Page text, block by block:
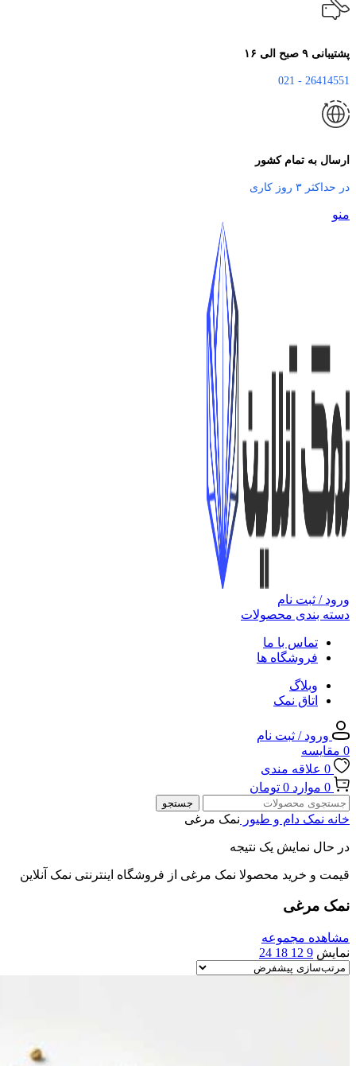
پشتیبانی ۹ صبح الی ۱۶
26414551 - 021
ارسال به تمام کشور
در حداکثر ۳ روز کاری
منو
ورود / ثبت نام
دسته بندی محصولات
تماس با ما
فروشگاه ها
وبلاگ
اتاق نمک
ورود / ثبت نام
0 مقایسه
0 علاقه مندی
0 موارد 0 تومان
جستجو
خانه نمک دام و طیور نمک مرغی
در حال نمایش یک نتیجه
قیمت و خرید محصولا نمک مرغی از فروشگاه اینترنتی نمک آنلاین
نمک مرغی
مشاهده مجموعه
نمایش 9
12
18
24